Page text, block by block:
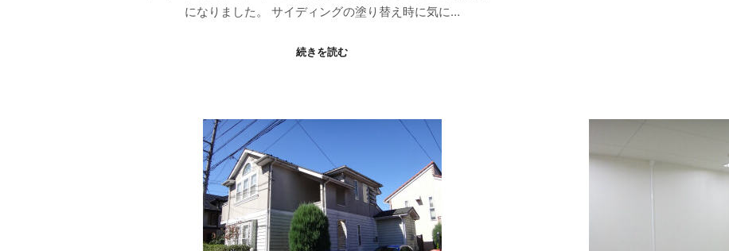
になりました。 サイディングの塗り替え時に気に…
続きを読む